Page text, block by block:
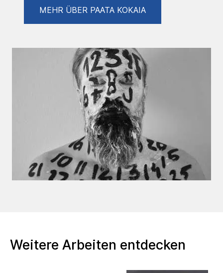
in Vila der Bank,Holland.
Ausstellungen :
09/07/2022 ,,Less is More,, Künstlerforum
19/02/2022 ,,Echo,, Raum Für Kunst und
17/09/2021 ,,Struktur der Weltseele,, Raum
Für Kunst und Natur Bonn .
11/07/2021 ,,Arche,, Venedig Pavilion 0 .
18/04/2021 „Nahtstellen „ Frauenmuseum
Köln .
MEHR ÜBER PAATA KOKAIA
Weitere Arbeiten entdecken